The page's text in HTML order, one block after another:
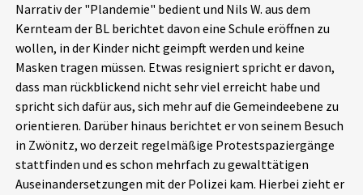
Schlaglichter
Phänomene
Aktuelles
Alle Beiträge
Über uns
Narrativ der "Plandemie" bedient und Nils W. aus dem
Kernteam der BL berichtet davon eine Schule eröffnen zu
wollen, in der Kinder nicht geimpft werden und keine
Masken tragen müssen. Etwas resigniert spricht er davon,
dass man rückblickend nicht sehr viel erreicht habe und
spricht sich dafür aus, sich mehr auf die Gemeindeebene zu
orientieren. Darüber hinaus berichtet er von seinem Besuch
in Zwönitz, wo derzeit regelmäßige Protestspaziergänge
stattfinden und es schon mehrfach zu gewalttätigen
Auseinandersetzungen mit der Polizei kam. Hierbei zieht er